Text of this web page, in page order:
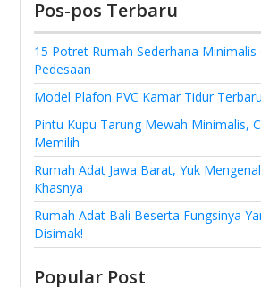
Pos-pos Terbaru
15 Potret Rumah Sederhana
Pedesaan
Model Plafon PVC Kamar Tidur
Pintu Kupu Tarung Mewah Minimalis,
Memilih
Rumah Adat Jawa Barat, Yuk
Khasnya
Rumah Adat Bali Beserta Fungsinya
Disimak!
Popular Post